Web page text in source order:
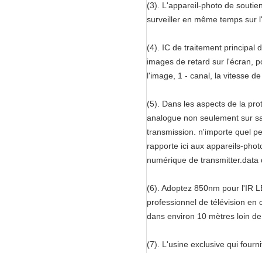
(3). L'appareil-photo de
surveiller en même temps sur
(4). IC de traitement principal
images de retard sur l'écran,
l'image, 1 - canal, la vitesse
(5). Dans les aspects de la
analogue non seulement sur
transmission. n'importe quel
rapporte ici aux appareils-
numérique de
(6). Adoptez 850nm pour l'IR
professionnel de télévision en
dans environ 10 mètres loin
(7). L'usine exclusive qui